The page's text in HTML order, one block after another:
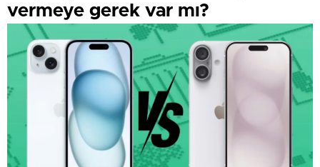
vermeye gerek var mı?